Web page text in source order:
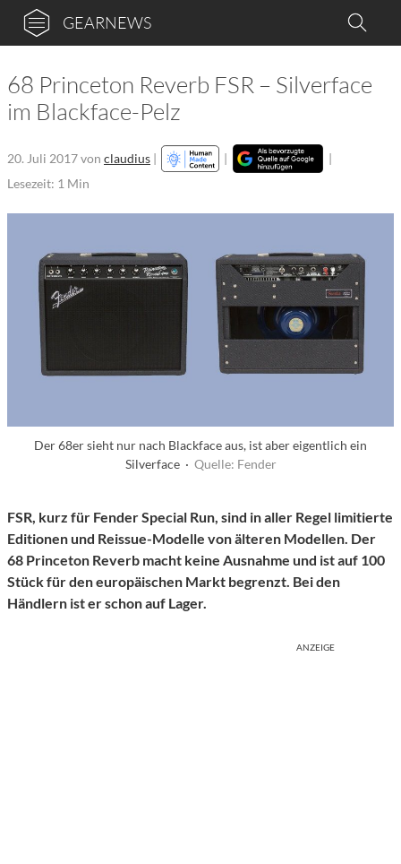
GEARNEWS
68 Princeton Reverb FSR – Silverface
im Blackface-Pelz
20. Juli 2017von claudius | |
|
Lesezeit: 1 Min
Der 68er sieht nur nach Blackface aus, ist aber eigentlich ein
Silverface · Quelle: Fender
FSR, kurz für Fender Special Run, sind in aller Regel limitierte
Editionen und Reissue-Modelle von älteren Modellen. Der
68 Princeton Reverb macht keine Ausnahme und ist auf 100
Stück für den europäischen Markt begrenzt. Bei den
Händlern ist er schon auf Lager.
ANZEIGE